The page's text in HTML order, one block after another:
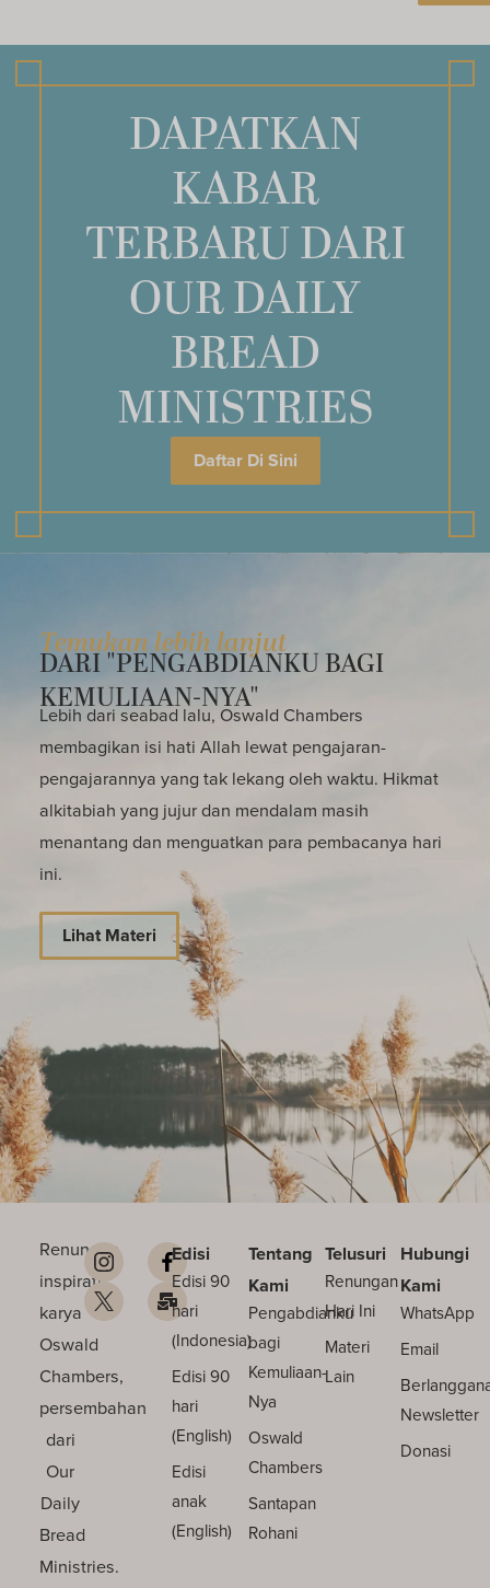
DAPATKAN
KABAR
TERBARU DARI
OUR DAILY
BREAD
MINISTRIES
Daftar Di Sini
Temukan lebih lanjut
DARI "PENGABDIANKU BAGI
KEMULIAAN-NYA"
Lebih dari seabad lalu, Oswald Chambers
membagikan isi hati Allah lewat pengajaran-
pengajarannya yang tak lekang oleh waktu. Hikmat
alkitabiah yang jujur dan mendalam masih
menantang dan menguatkan para pembacanya hari
ini.
Lihat Materi
Renungan
inspiratif
karya
Oswald
Chambers,
persembahan
dari
Our
Daily
Bread
Ministries.
Edisi
Edisi 90
hari
(Indonesia)
Edisi 90
hari
(English)
Edisi
anak
(English)
Tentang
Kami
Pengabdianku
bagi
Kemuliaan-
Nya
Oswald
Chambers
Santapan
Rohani
Telusuri
Renungan
Hari Ini
Materi
Lain
Hubungi
Kami
WhatsApp
Email
Newsletter
Donasi